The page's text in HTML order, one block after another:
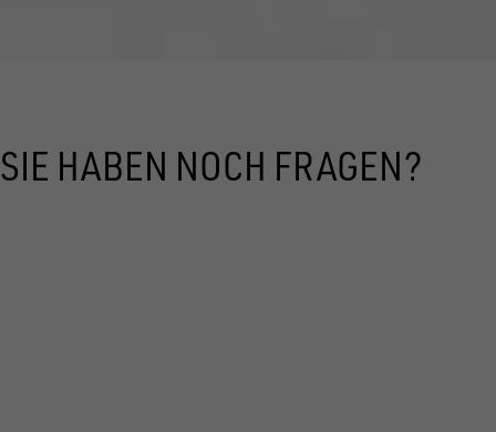
SIE HABEN NOCH FRAGEN?